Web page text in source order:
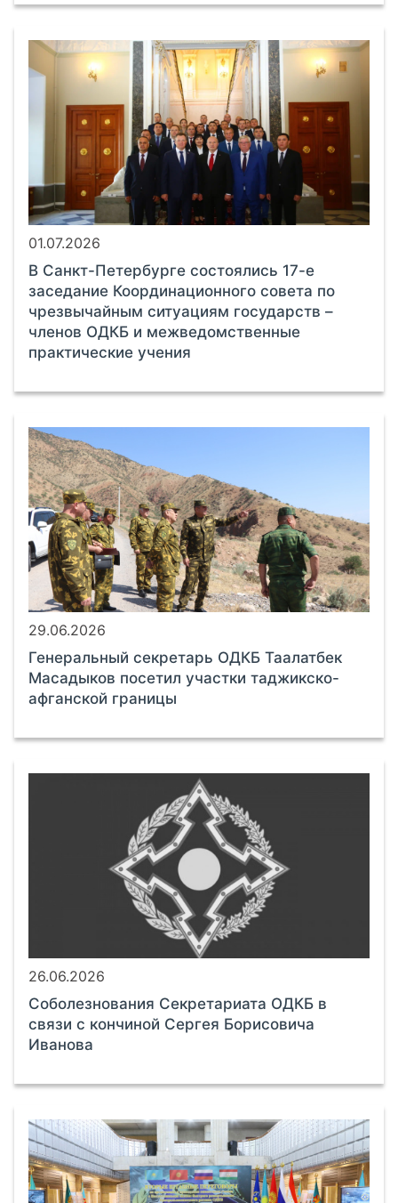
01.07.2026
В Санкт-Петербурге состоялись 17-е
заседание Координационного совета по
чрезвычайным ситуациям государств –
членов ОДКБ и межведомственные
практические учения
29.06.2026
Генеральный секретарь ОДКБ Таалатбек
Масадыков посетил участки таджикско-
афганской границы
26.06.2026
Соболезнования Секретариата ОДКБ в
связи с кончиной Сергея Борисовича
Иванова